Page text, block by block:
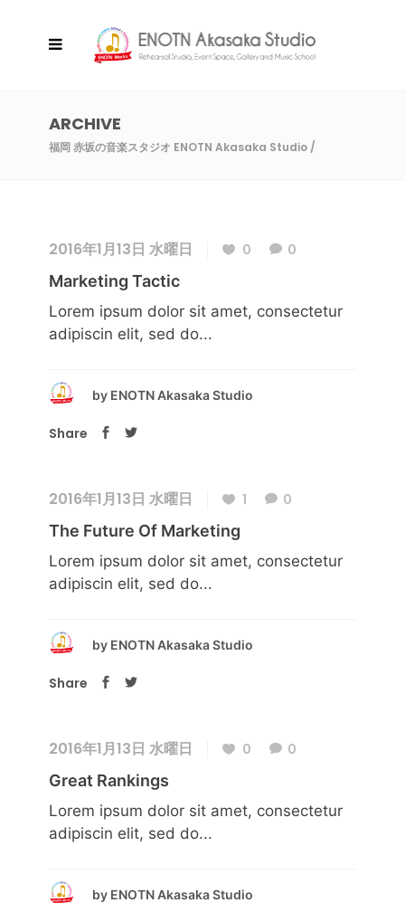
ARCHIVE
福岡 赤坂の音楽スタジオ ENOTN Akasaka Studio /
2016年1月13日 水曜日 0 0
Marketing Tactic
Lorem ipsum dolor sit amet, consectetur
adipiscin elit, sed do...
by ENOTN Akasaka Studio
Share
2016年1月13日 水曜日 1 0
The Future Of Marketing
Lorem ipsum dolor sit amet, consectetur
adipiscin elit, sed do...
by ENOTN Akasaka Studio
Share
2016年1月13日 水曜日 0 0
Great Rankings
Lorem ipsum dolor sit amet, consectetur
adipiscin elit, sed do...
by ENOTN Akasaka Studio